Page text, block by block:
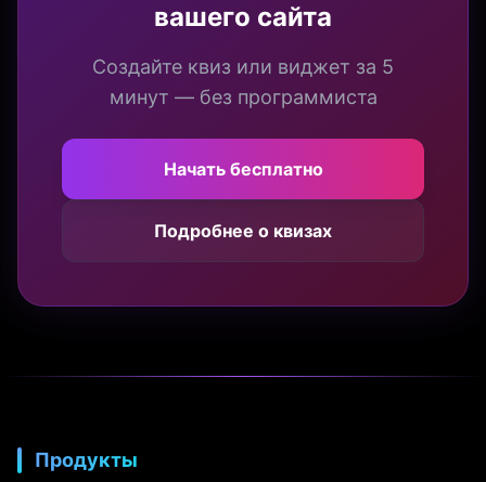
вашего сайта
Создайте квиз или виджет за 5
минут — без программиста
Начать бесплатно
Подробнее о квизах
Продукты